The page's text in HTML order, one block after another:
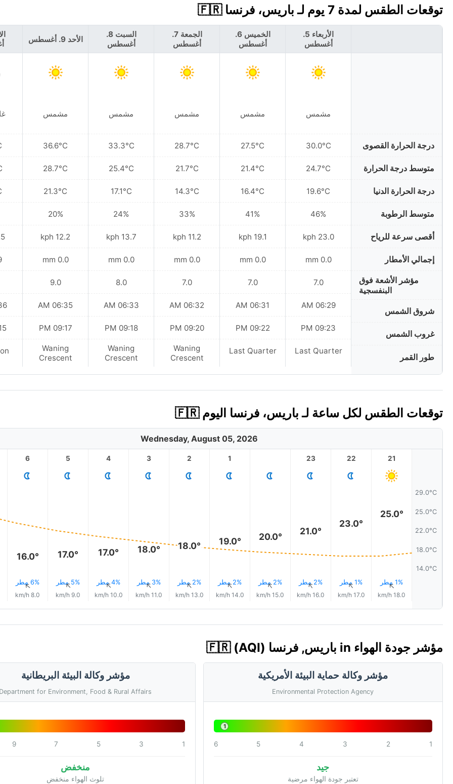
توقعات الطقس لمدة 7 يوم لـ باريس، فرنسا 🇫🇷
درجة الحرارة القصوى
متوسط درجة الحرارة
درجة الحرارة الدنيا
متوسط الرطوبة
أقصى سرعة للرياح
إجمالي الأمطار
مؤشر الأشعة فوق
البنفسجية
شروق الشمس
غروب الشمس
طور القمر
الأربعاء 5.
أغسطس
مشمس
30.0°C
24.7°C
19.6°C
46%
23.0 kph
0.0 mm
7.0
06:29 AM
09:23 PM
Last Quarter
الخميس 6.
أغسطس
مشمس
27.5°C
21.4°C
16.4°C
41%
19.1 kph
0.0 mm
7.0
06:31 AM
09:22 PM
Last Quarter
الجمعة 7.
أغسطس
مشمس
28.7°C
21.7°C
14.3°C
33%
11.2 kph
0.0 mm
7.0
06:32 AM
09:20 PM
Waning
Crescent
السبت 8.
أغسطس
مشمس
33.3°C
25.4°C
17.1°C
24%
13.7 kph
0.0 mm
8.0
06:33 AM
09:18 PM
Waning
Crescent
الأحد 9. أغسطس
مشمس
36.6°C
28.7°C
21.3°C
20%
12.2 kph
0.0 mm
9.0
06:35 AM
09:17 PM
Waning
Crescent
توقعات الطقس لكل ساعة لـ باريس، فرنسا اليوم 🇫🇷
Wednesday, August 05, 2026
29.0°C
25.0°C
22.0°C
18.0°C
14.0°C
21
25.0°
1% مطر↑
18.0 km/h
22
23.0°
1% مطر↑
17.0 km/h
23
21.0°
2% مطر↑
16.0 km/h
20.0°
2% مطر↑
15.0 km/h
1
19.0°
2% مطر↑
14.0 km/h
2
18.0°
2% مطر↑
13.0 km/h
3
18.0°
3% مطر↑
11.0 km/h
4
17.0°
4% مطر↑
10.0 km/h
5
17.0°
5% مطر↑
9.0 km/h
6
16.0°
6% مطر↑
8.0 km/h
مؤشر جودة الهواء in باريس, فرنسا 🇫🇷 (AQI)
مؤشر وكالة حماية البيئة الأمريكية
Environmental Protection Agency
1
1
2
3
4
5
6
جيد
تعتبر جودة الهواء مرضية
مؤشر وكالة البيئة البريطانية
Department for Environment, Food & Rural Affairs
1
3
5
7
9
منخفض
تلوث الهواء منخفض